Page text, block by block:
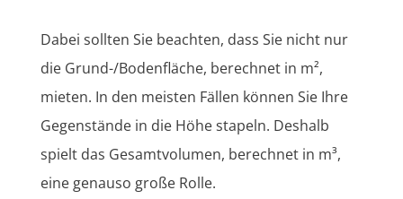
Dabei sollten Sie beachten, dass Sie nicht nur
die Grund-/Bodenfläche, berechnet in m²,
mieten. In den meisten Fällen können Sie Ihre
Gegenstände in die Höhe stapeln. Deshalb
spielt das Gesamtvolumen, berechnet in m³,
eine genauso große Rolle.